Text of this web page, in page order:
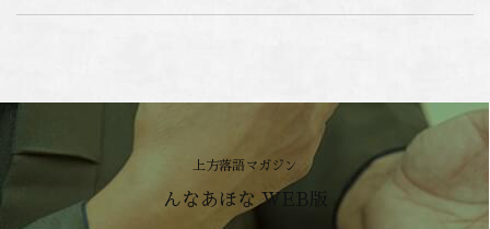
上方落語マガジン
んなあほな WEB版